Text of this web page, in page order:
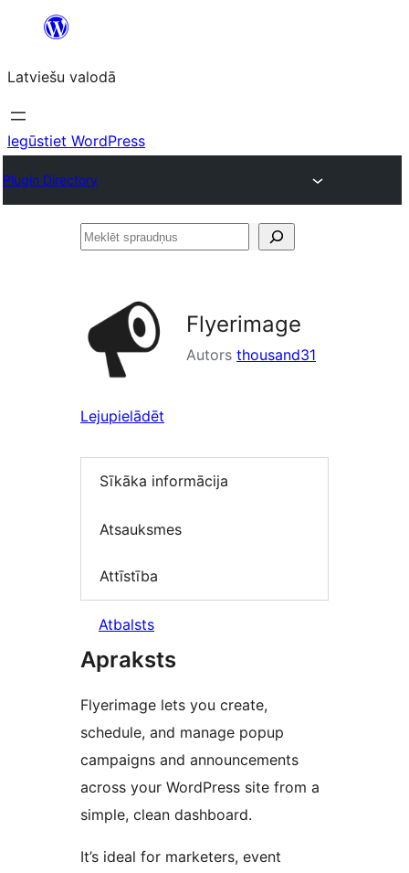
Pāriet
saturu
Latviešu valodā
Iegūstiet WordPress
Plugin Directory
Meklēt
Flyerimage
Autors thousand31
Lejupielādēt
Sīkāka informācija
Atsauksmes
Attīstība
Atbalsts
Apraksts
Flyerimage lets you create,
schedule, and manage popup
campaigns and announcements
across your WordPress site from a
simple, clean dashboard.
It’s ideal for marketers, event